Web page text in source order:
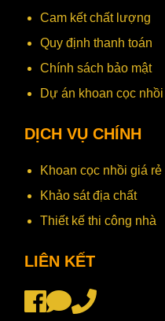
Cam kết chất lượng
Quy định thanh toán
Chính sách bảo mật
Dự án khoan cọc nhồi
DỊCH VỤ CHÍNH
Khoan cọc nhồi giá rẻ
Khảo sát địa chất
Thiết kế thi công nhà
LIÊN KẾT